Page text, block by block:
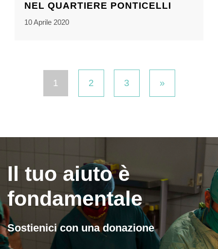
NEL QUARTIERE PONTICELLI
10 Aprile 2020
1 2 3 »
Il tuo aiuto è
fondamentale
Sostienici con una donazione